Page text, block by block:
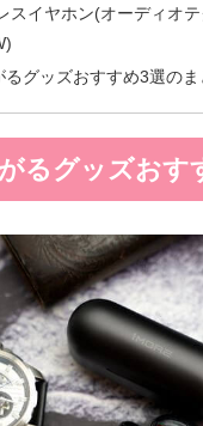
スイヤホン(オーディオテ
るグッズおすすめ3選のま
るグッズおす